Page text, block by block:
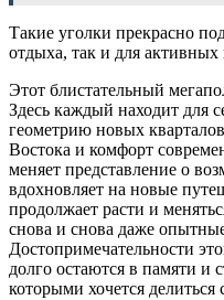
Такие уголки прекрасно
отдыха, так и для
Этот блистательный
Здесь каждый находит для
геометрию новых
Востока и комфорт
меняет представление о
вдохновляет на новые
продолжает расти и
снова и снова даже
Достопримечательности
долго остаются в памяти и
которыми хочется делиться